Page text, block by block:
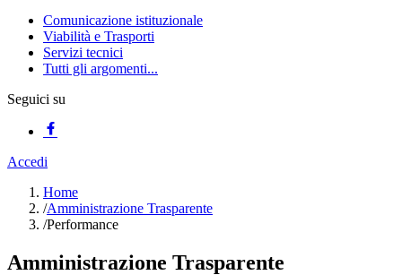
Comunicazione istituzionale
Viabilità e Trasporti
Servizi tecnici
Tutti gli argomenti...
Seguici su
Accedi
Home
/Amministrazione Trasparente
/Performance
Amministrazione Trasparente